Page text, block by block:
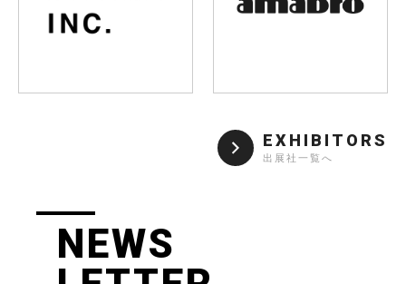
EXHIBITORS
出展社一覧へ
NEWS